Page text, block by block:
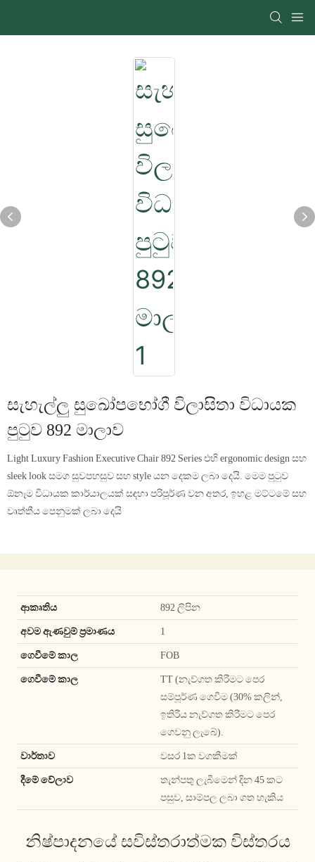
සැහැල්ලු සුඛෝපභෝගී විලාසිතා විධායක
පුටුව 892 මාලාව
Light Luxury Fashion Executive Chair 892 Series එහි ergonomic design සහ
sleek look සමග සුවපහසුව සහ style යන දෙකම ලබා දෙයි. මෙම පුටුව
ඕනෑම විධායක කාර්යාලයක් සඳහා පරිපූර්ණ වන අතර, ඉහළ මට්ටමේ සහ
වෘත්තීය පෙනුමක් ලබා දෙයි
ආකෘතිය 892 ලිපින
අවම ඇණවුම් ප්‍රමාණය 1
ගෙවීමේ කාල FOB
ගෙවීමේ කාල
TT (නැව්ගත කිරීමට පෙර
සම්පූර්ණ ගෙවීම (30% කලින්,
ඉතිරිය නැව්ගත කිරීමට පෙර
ගෙවනු ලැබේ).
වාර්තාව වසර 1ක වගකීමක්
දීමේ වේලාව
තැන්පතු ලැබීමෙන් දින 45 කට
පසුව, සාම්පල ලබා ගත හැකිය
නිෂ්පාදනයේ සවිස්තරාත්මක විස්තරය